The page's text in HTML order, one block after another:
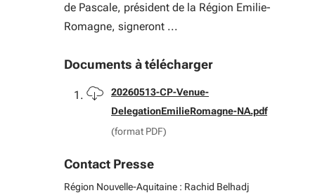
de Pascale, président de la Région Emilie-
Romagne, signeront ...
Documents à télécharger
Télécharger
20260513-CP-Venue-
DelegationEmilieRomagne-NA.pdf
(format PDF)
Contact Presse
Région Nouvelle-Aquitaine : Rachid Belhadj